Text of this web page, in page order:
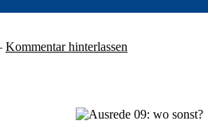
Kommentar hinterlassen